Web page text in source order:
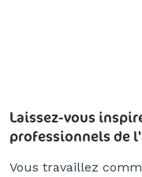
Laissez-vous
professionnels de
Vous travaillez